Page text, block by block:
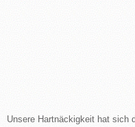
Unsere Hartnäckigkeit hat sich